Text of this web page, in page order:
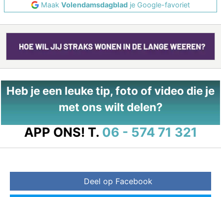
Maak Volendamsdagblad je Google-favoriet
Heb je een leuke tip, foto of video die je
met ons wilt delen?
APP ONS! T. 06 - 574 71 321
Deel op Facebook